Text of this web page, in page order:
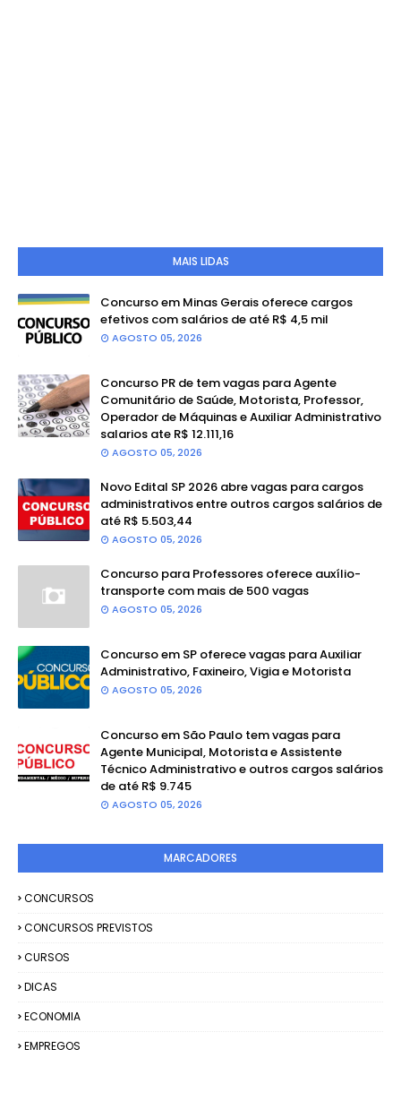
MAIS LIDAS
Concurso em Minas Gerais oferece cargos
efetivos com salários de até R$ 4,5 mil
AGOSTO 05, 2026
Concurso PR de tem vagas para Agente
Comunitário de Saúde, Motorista, Professor,
Operador de Máquinas e Auxiliar Administrativo
salarios ate R$ 12.111,16
AGOSTO 05, 2026
Novo Edital SP 2026 abre vagas para cargos
administrativos entre outros cargos salários de
até R$ 5.503,44
AGOSTO 05, 2026
Concurso para Professores oferece auxílio-
transporte com mais de 500 vagas
AGOSTO 05, 2026
Concurso em SP oferece vagas para Auxiliar
Administrativo, Faxineiro, Vigia e Motorista
AGOSTO 05, 2026
Concurso em São Paulo tem vagas para
Agente Municipal, Motorista e Assistente
Técnico Administrativo e outros cargos salários
de até R$ 9.745
AGOSTO 05, 2026
MARCADORES
CONCURSOS
CONCURSOS PREVISTOS
CURSOS
DICAS
ECONOMIA
EMPREGOS